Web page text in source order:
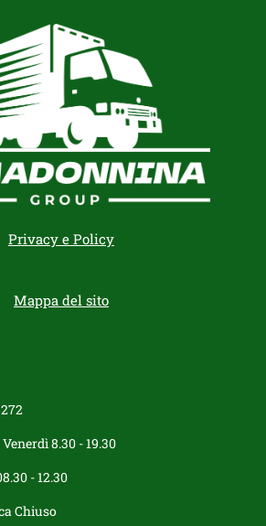
Privacy e Policy
Mappa del sito
8.30 - 19.30
- 12.30
Chiuso